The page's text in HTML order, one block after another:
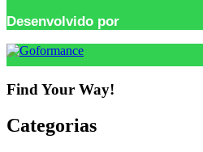
Desenvolvido por
Find Your Way!
Categorias